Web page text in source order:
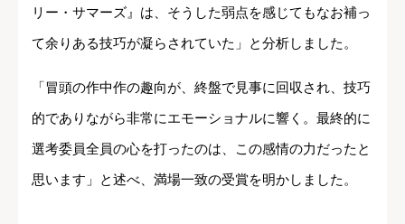
リー・サマーズ』は、そうした弱点を感じてもなお補っ
て余りある技巧が凝らされていた」と分析しました。
「冒頭の作中作の趣向が、終盤で見事に回収され、技巧
的でありながら非常にエモーショナルに響く。最終的に
選考委員全員の心を打ったのは、この感情の力だったと
思います」と述べ、満場一致の受賞を明かしました。